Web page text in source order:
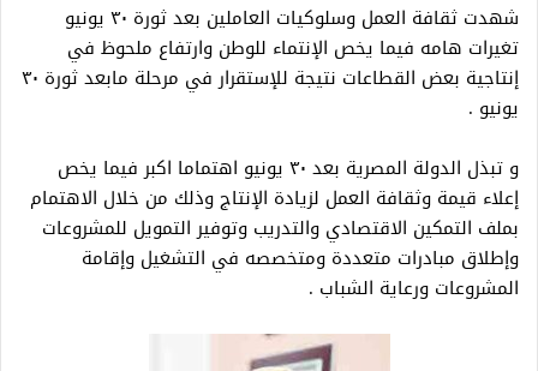
شهدت ثقافة العمل وسلوكيات العاملين بعد ثورة ٣٠ يونيو
تغيرات هامه فيما يخص الإنتماء للوطن وارتفاع ملحوظ في
إنتاجية بعض القطاعات نتيجة للإستقرار في مرحلة مابعد ثورة ٣٠
يونيو .
و تبذل الدولة المصرية بعد ٣٠ يونيو اهتماما اكبر فيما يخص
إعلاء قيمة وثقافة العمل لزيادة الإنتاج وذلك من خلال الاهتمام
بملف التمكين الاقتصادي والتدريب وتوفير التمويل للمشروعات
وإطلاق مبادرات متعددة ومتخصصه في التشغيل وإقامة
المشروعات ورعاية الشباب .